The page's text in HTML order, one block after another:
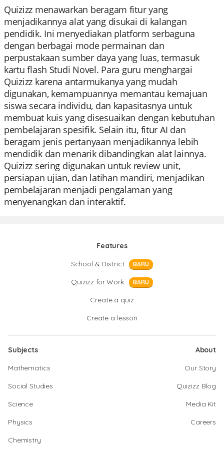
Quizizz menawarkan beragam fitur yang
menjadikannya alat yang disukai di kalangan
pendidik. Ini menyediakan platform serbaguna
dengan berbagai mode permainan dan
perpustakaan sumber daya yang luas, termasuk
kartu flash Studi Novel. Para guru menghargai
Quizizz karena antarmukanya yang mudah
digunakan, kemampuannya memantau kemajuan
siswa secara individu, dan kapasitasnya untuk
membuat kuis yang disesuaikan dengan kebutuhan
pembelajaran spesifik. Selain itu, fitur AI dan
beragam jenis pertanyaan menjadikannya lebih
mendidik dan menarik dibandingkan alat lainnya.
Quizizz sering digunakan untuk review unit,
persiapan ujian, dan latihan mandiri, menjadikan
pembelajaran menjadi pengalaman yang
menyenangkan dan interaktif.
Features
School & District
BARU
Quizizz for Work BARU
Create a quiz
Create a lesson
Subjects
Mathematics
Social Studies
Science
Physics
Chemistry
About
Our Story
Quizizz Blog
Media Kit
Careers